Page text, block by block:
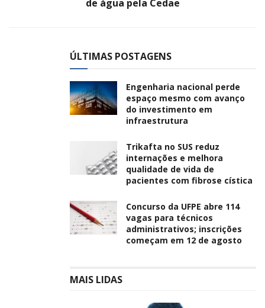
de água pela Cedae
ÚLTIMAS POSTAGENS
Engenharia nacional perde
espaço mesmo com avanço
do investimento em
infraestrutura
Trikafta no SUS reduz
internações e melhora
qualidade de vida de
pacientes com fibrose cística
Concurso da UFPE abre 114
vagas para técnicos
administrativos; inscrições
começam em 12 de agosto
MAIS LIDAS